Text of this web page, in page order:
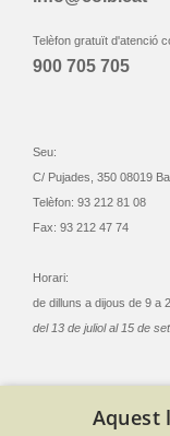
Telèfon gratuït d'atenció
900 705 705
Seu:
C/ Pujades, 350 08019
Telèfon: 93 212 81 08
Fax: 93 212 47 74
Horari:
de dilluns a dijous de 9 a
del 13 de juliol al 15 de
Aquest